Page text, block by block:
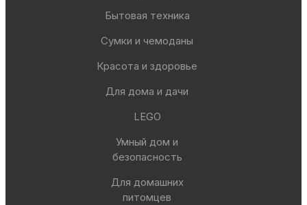
Бытовая техника
Сумки и чемоданы
Красота и здоровье
Для дома и дачи
LEGO
Умный дом и
безопасность
Для домашних
питомцев